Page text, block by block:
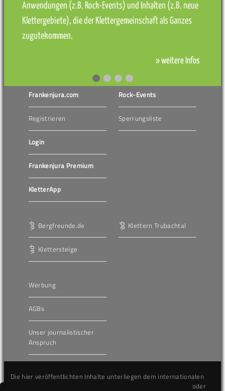
Anwendungen (z.B. Rock-Events) und Inhalten (z.B. neue
Klettergebiete), die der Klettergemeinschaft als Ganzes
zugutekommen.
» weitere Infos
Frankenjura.com
Registrieren
Login
Frankenjura Premium
KletterApp
Rock-Events
Sperrungsliste
Bergfreunde.de
Klettersteige
Klettern Trubachtal
Werbung
AGBs
Unser journalistischer
Anspruch
Die hier veröffentlichten Inhalte unterliegen dem internationalen
Urheberrecht (Copyright) und dürfen nicht kopiert, verändert oder